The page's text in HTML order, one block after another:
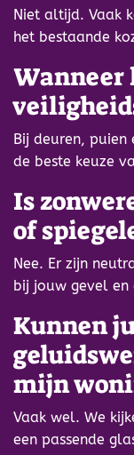
Niet altijd. Vaak
het bestaande
Wanneer
Bij deuren,
de beste keuze
Is
of
Nee. Er zijn
bij jouw gevel en
Kunnen
mijn
Vaak wel. We
een passende